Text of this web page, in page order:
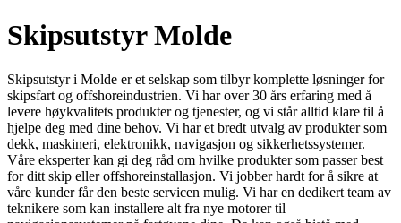
Skipsutstyr Molde
Skipsutstyr i Molde er et selskap som tilbyr komplette løsninger for
skipsfart og offshoreindustrien. Vi har over 30 års erfaring med å
levere høykvalitets produkter og tjenester, og vi står alltid klare til å
hjelpe deg med dine behov. Vi har et bredt utvalg av produkter som
dekk, maskineri, elektronikk, navigasjon og sikkerhetssystemer.
Våre eksperter kan gi deg råd om hvilke produkter som passer best
for ditt skip eller offshoreinstallasjon. Vi jobber hardt for å sikre at
våre kunder får den beste servicen mulig. Vi har en dedikert team av
teknikere som kan installere alt fra nye motorer til